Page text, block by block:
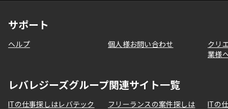
サポート
ヘルプ 個人様お問い合わせ
クリ
業様
レバレジーズグループ関連サイト一覧
ITの仕事探しはレバテック
フリーランスの案件探しは
ITの